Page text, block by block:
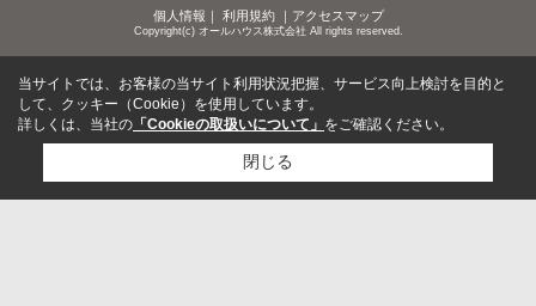
個人情報 ｜ 利用規約｜ アクセスマップ
Copyright(c) オールハウス株式会社 All rights reserved.
当サイトでは、お客様の当サイト利用状況把握、サービス向上検討を目的と
して、クッキー（Cookie）を使用しています。
詳しくは、当社の 「Cookieの取扱いについて」 をご確認ください。
閉じる